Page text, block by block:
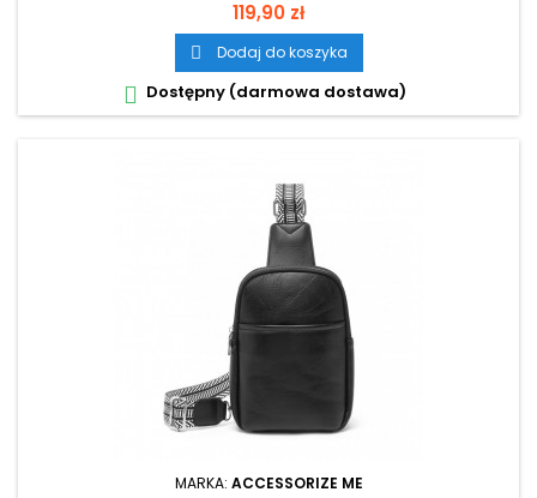
Cena
119,90 zł
 Dodaj do koszyka
 Dostępny (darmowa dostawa)
MARKA: ACCESSORIZE ME